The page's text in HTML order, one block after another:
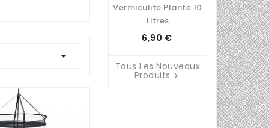

Vermiculite Plante 10
Litres
Prix
6,90 €
Tous Les Nouveaux
Produits 